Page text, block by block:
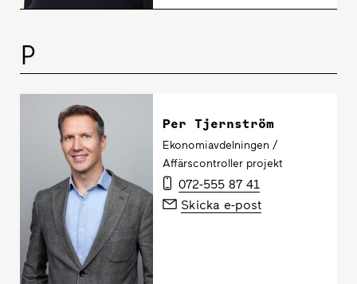
P
Per Tjernström
Ekonomiavdelningen /
Affärscontroller projekt
072-555 87 41
Skicka e-post